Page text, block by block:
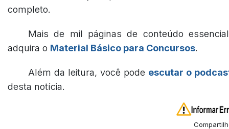
completo.
Mais de mil páginas de conteúdo
adquira o Material Básico para Concursos.
Além da leitura, você pode escutar o
desta notícia.